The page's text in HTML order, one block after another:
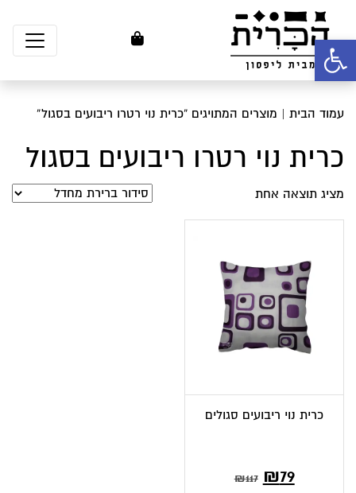
פתח סרגל נגישות
עמוד הבית | מוצרים המתויגים “כרית נוי רטרו ריבועים בסגול”
כרית נוי רטרו ריבועים בסגול
מציג תוצאה אחת
כרית נוי ריבועים סגולים
₪117 ₪79